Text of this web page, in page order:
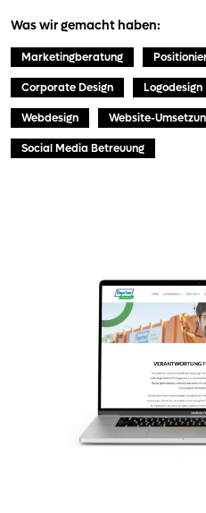
Was wir gemacht haben:
Marketingberatung
Corporate Design Logodesign
Webdesign Website-
Social Media Betreuung